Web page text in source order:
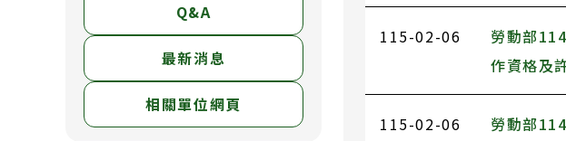
Q&A
最新消息
相關單位網頁
115-02-06
勞動部
作資格及
115-02-06
勞動部